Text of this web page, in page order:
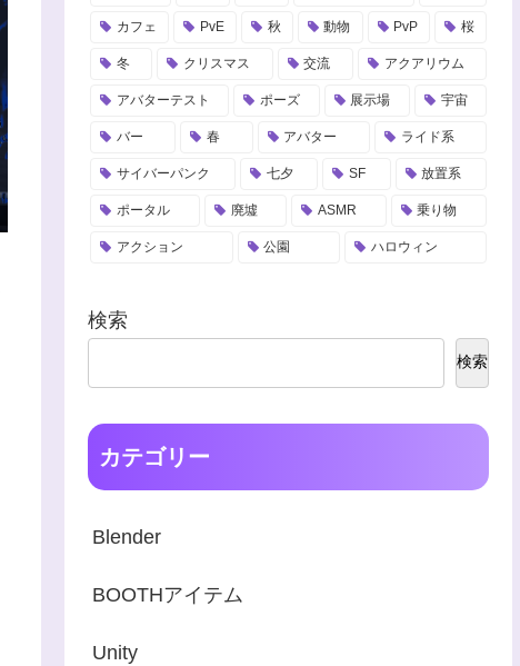
カフェ PvE 秋 動物 PvP 桜
冬 クリスマス 交流 アクアリウム
アバターテスト ポーズ 展示場 宇宙
バー 春 アバター ライド系
サイバーパンク 七夕 SF 放置系
ポータル 廃墟 ASMR 乗り物
アクション 公園 ハロウィン
検索
検索
カテゴリー
Blender
BOOTHアイテム
Unity